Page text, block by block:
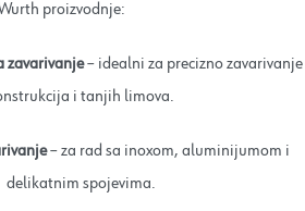
proizvodnje:
zavarivanje– idealni za precizno zavarivanje
i tanjih limova.
– za rad sa inoxom, aluminijumom i
delikatnim spojevima.